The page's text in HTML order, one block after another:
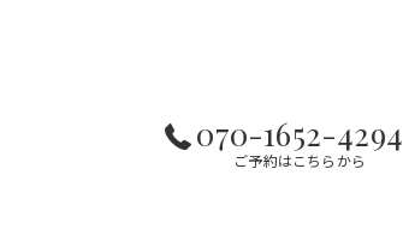
070-1652-4294
ご予約はこちらから